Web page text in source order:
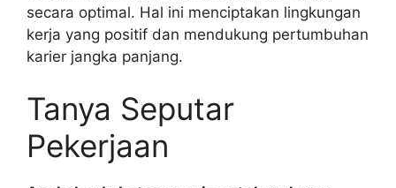
secara optimal. Hal ini menciptakan lingkungan
kerja yang positif dan mendukung pertumbuhan
karier jangka panjang.
Tanya Seputar
Pekerjaan